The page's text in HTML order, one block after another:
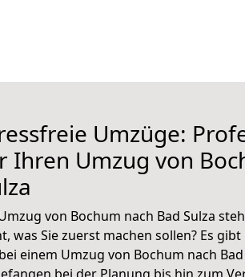
Umzüge:
Ihren Umzug von
von Bochum nach Bad Sulza
was Sie zuerst machen sollen? Es
einem Umzug von Bochum nach